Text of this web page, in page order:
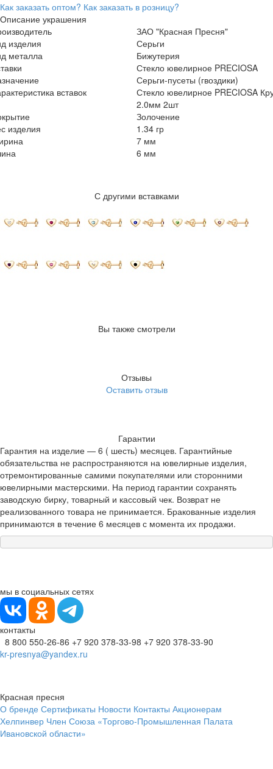
Как заказать оптом? Как заказать в розницу?
Описание украшения
ЗАО "Красная Пресня"
изделия
Серьги
металла
Бижутерия
Стекло ювелирное PRECIOSA
Серьги-пусеты (гвоздики)
вставок
Стекло ювелирное PRECIOSA
2.0мм 2шт
Золочение
изделия
1.34 гр
7 мм
6 мм
С другими вставками
Вы также смотрели
Отзывы
Оставить отзыв
Гарантии
Гарантия на изделие — 6 ( шесть) месяцев. Гарантийные
обязательства не распространяются на ювелирные изделия,
отремонтированные самими покупателями или сторонними
ювелирными мастерскими. На период гарантии сохранять
заводскую бирку, товарный и кассовый чек. Возврат не
реализованного товара не принимается. Бракованные изделия
принимаются в течение 6 месяцев с момента их продажи.
мы в социальных сетях
контакты
8 800 550-26-86 +7 920 378-33-98 +7 920 378-33-90
kr-presnya@yandex.ru
Красная пресня
О бренде Сертификаты Новости Контакты Акционерам
Хелпинвер Член Союза «Торгово-Промышленная Палата
Ивановской области»